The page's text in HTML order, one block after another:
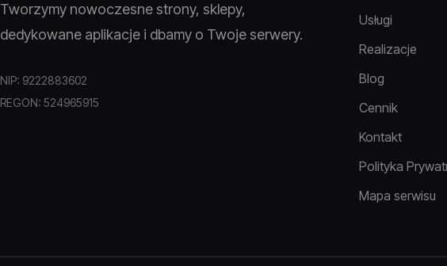
Tworzymy nowoczesne strony, sklepy,
dedykowane aplikacje i dbamy o Twoje serwery.
NIP: 9222883602
REGON: 524965915
Usługi
Realizacje
Blog
Cennik
Kontakt
Polityka
Mapa serwisu